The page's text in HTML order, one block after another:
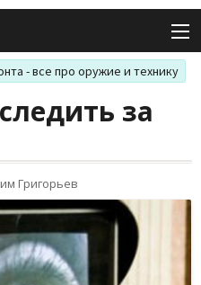
- все про оружие и технику
за
Григорьев